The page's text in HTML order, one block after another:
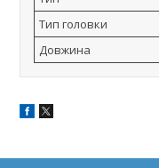
Тип головки
Довжина